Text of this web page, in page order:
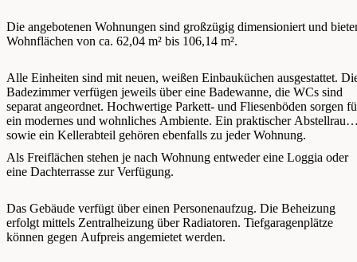
Die angebotenen Wohnungen sind großzügig dimensioniert und
Wohnflächen von ca. 62,04 m² bis 106,14 m².
Alle Einheiten sind mit neuen, weißen Einbauküchen ausgestattet.
Badezimmer verfügen jeweils über eine Badewanne, die WCs sind
separat angeordnet. Hochwertige Parkett- und Fliesenböden sorgen
ein modernes und wohnliches Ambiente. Ein praktischer Abstellraum
sowie ein Kellerabteil gehören ebenfalls zu jeder Wohnung.
Als Freiflächen stehen je nach Wohnung entweder eine Loggia oder
eine Dachterrasse zur Verfügung.
Das Gebäude verfügt über einen Personenaufzug. Die Beheizung
erfolgt mittels Zentralheizung über Radiatoren. Tiefgaragenplätze
können gegen Aufpreis angemietet werden.